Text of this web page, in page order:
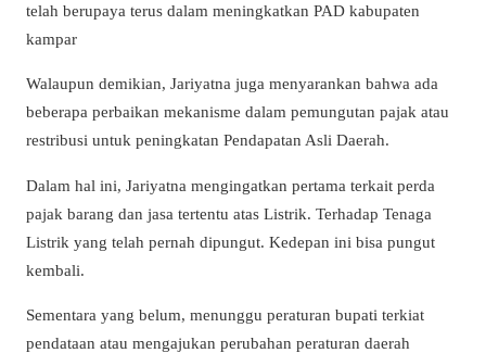
telah berupaya terus dalam meningkatkan PAD kabupaten
kampar
Walaupun demikian, Jariyatna juga menyarankan bahwa ada
beberapa perbaikan mekanisme dalam pemungutan pajak atau
restribusi untuk peningkatan Pendapatan Asli Daerah.
Dalam hal ini, Jariyatna mengingatkan pertama terkait perda
pajak barang dan jasa tertentu atas Listrik. Terhadap Tenaga
Listrik yang telah pernah dipungut. Kedepan ini bisa pungut
kembali.
Sementara yang belum, menunggu peraturan bupati terkiat
pendataan atau mengajukan perubahan peraturan daerah